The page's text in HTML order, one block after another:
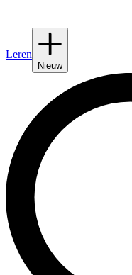
Leren
Nieuw